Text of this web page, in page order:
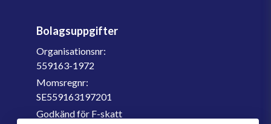
Bolagsuppgifter
Organisationsnr:
559163-1972
Momsregnr:
SE559163197201
Godkänd för F-skatt